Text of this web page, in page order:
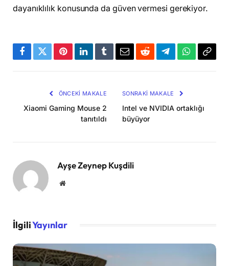
dayanıklılık konusunda da güven vermesi gerekiyor.
Facebook
TwitterPinterestLinkedInTumblrEmailRedditTelegramWhatsApp
ÖNCEKI MAKALE
Xiaomi Gaming Mouse 2
tanıtıldı
SONRAKI MAKALE
Intel ve NVIDIA ortaklığı
büyüyor
Ayşe Zeynep Kuşdili
Website
İlgiliYayınlar